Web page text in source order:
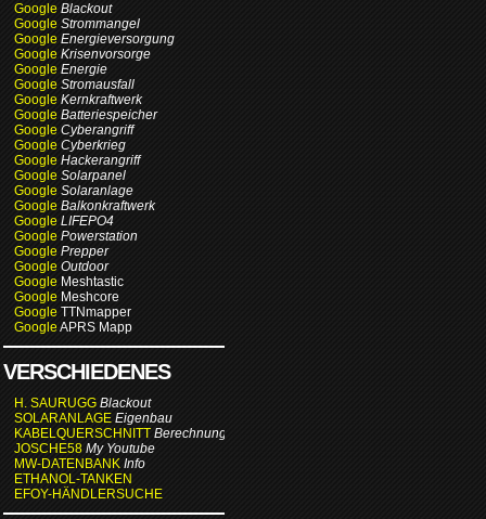
Google Blackout
Google Strommangel
Google Energieversorgung
Google Krisenvorsorge
Google Energie
Google Stromausfall
Google Kernkraftwerk
Google Batteriespeicher
Google Cyberangriff
Google Cyberkrieg
Google Hackerangriff
Google Solarpanel
Google Solaranlage
Google Balkonkraftwerk
Google LIFEPO4
Google Powerstation
Google Prepper
Google Outdoor
Google Meshtastic
Google Meshcore
Google TTNmapper
Google APRS Mapp
VERSCHIEDENES
H. SAURUGG Blackout
SOLARANLAGE Eigenbau
KABELQUERSCHNITT Berechnung
JOSCHE58 My Youtube
MW-DATENBANK Info
ETHANOL-TANKEN
EFOY-HÄNDLERSUCHE